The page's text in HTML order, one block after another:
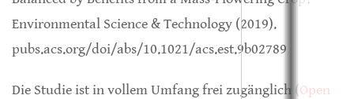
Environmental Science & Technology (2019).
pubs.acs.org/doi/abs/10.1021/acs.est.9b02789
Die Studie ist in vollem Umfang frei zugänglich (Open